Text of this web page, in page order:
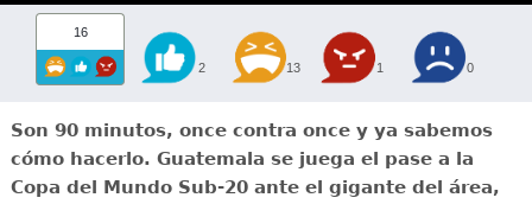
16
2 13 1 0
Son 90 minutos, once contra once y ya sabemos
cómo hacerlo. Guatemala se juega el pase a la
Copa del Mundo Sub-20 ante el gigante del área,